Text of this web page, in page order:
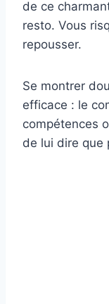
de ce
resto. Vous
repousser.
Se montrer
efficace : le
compétences
de lui dire que